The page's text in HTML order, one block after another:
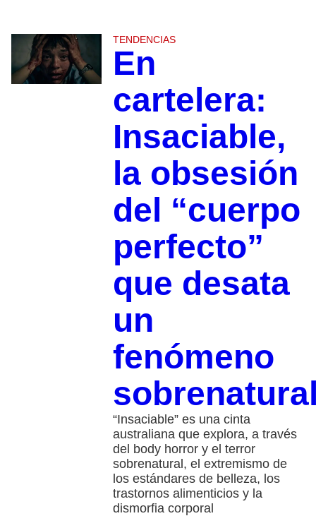
TENDENCIAS
En
cartelera:
Insaciable,
la obsesión
del “cuerpo
perfecto”
que desata
un
fenómeno
“Insaciable” es una cinta
australiana que explora, a través
del body horror y el terror
sobrenatural, el extremismo de
los estándares de belleza, los
trastornos alimenticios y la
dismorfia corporal